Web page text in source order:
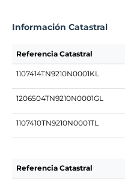
Información Catastral
Referencia Catastral
1107414TN9210N0001KL
1206504TN9210N0001GL
1107410TN9210N0001TL
Referencia Catastral